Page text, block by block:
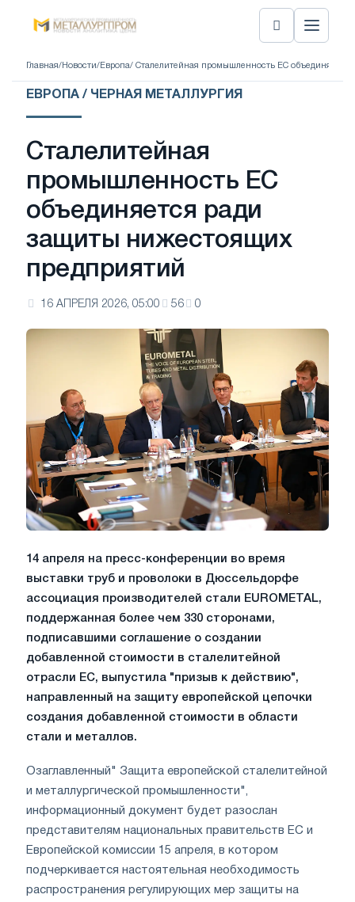
Главная/ Новости/ Европа/ Сталелитейная промышленность ЕС
ЕВРОПА / ЧЕРНАЯ МЕТАЛЛУРГИЯ
Сталелитейная
промышленность ЕС
объединяется ради
защиты нижестоящих
предприятий
16 АПРЕЛЯ 2026, 05:00 56 0
14 апреля на пресс-конференции во время
выставки труб и проволоки в Дюссельдорфе
ассоциация производителей стали EUROMETAL,
поддержанная более чем 330 сторонами,
подписавшими соглашение о создании
добавленной стоимости в сталелитейной
отрасли ЕС, выпустила "призыв к действию",
направленный на защиту европейской цепочки
создания добавленной стоимости в области
стали и металлов.
Озаглавленный" Защита европейской сталелитейной
и металлургической промышленности",
информационный документ будет разослан
представителям национальных правительств ЕС и
Европейской комиссии 15 апреля, в котором
подчеркивается настоятельная необходимость
распространения регулирующих мер защиты на